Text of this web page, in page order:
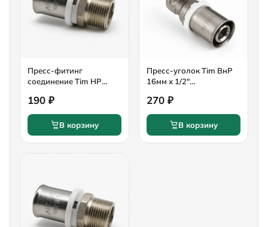
Пресс-фитинг
соединение Tim НР
F-S1602MN
190 ₽
В корзину
Пресс-уголок Tim ВнР
16мм х 1/2"
270 ₽
В корзину